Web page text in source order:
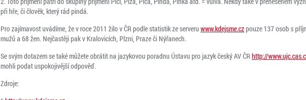
při hře, či člověk, který rád pindá.
Pro zajímavost uvádíme, že v roce 2011 žilo v ČR podle statistik ze serveru www.kdejsme.czpouze 137 osob s
mužů a 68 žen. Nejčastěji pak v Kralovicích, Plzni, Praze či Nýřanech.
Se svým dotazem se také můžete obrátit na jazykovou poradnu Ústavu pro jazyk český AV ČRhttp://
mohli podat uspokojivější odpověď.
Zdroje: